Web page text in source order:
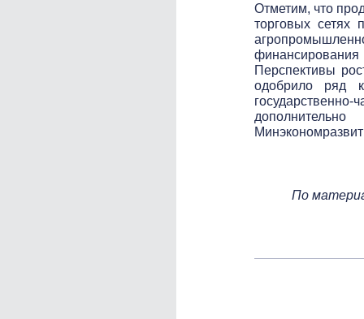
Отметим, что
торговых сетях
финансирования
Перспективы
одобрило ряд
По